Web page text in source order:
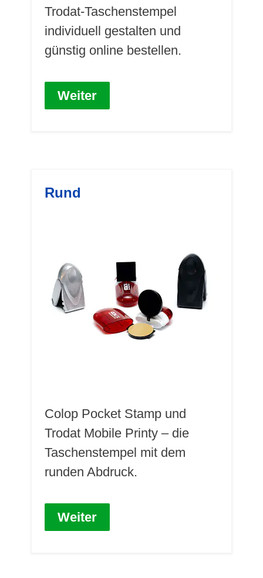
Trodat-Taschenstempel
individuell gestalten und
günstig online bestellen.
Weiter
Rund
Colop Pocket Stamp und
Trodat Mobile Printy – die
Taschenstempel mit dem
runden Abdruck.
Weiter